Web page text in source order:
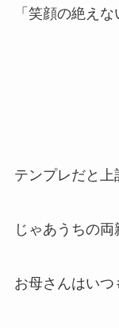
「笑顔の絶えな
テンプレだと上
じゃあうちの両
お母さんはいつ